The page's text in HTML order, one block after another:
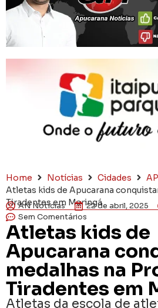
Home Notícias Cidades
Atletas kids de Apucarana
Tiradentes em Maringá
AN Notícias 22 de abril, 2025
Sem Comentários
Atletas kids de
Apucarana
medalhas na
Tiradentes em
Atletas da escola de